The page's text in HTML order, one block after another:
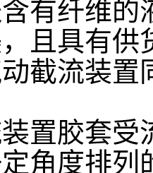
有纤维的
且具有
截流装置
置胶套
角度排